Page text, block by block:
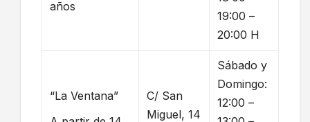
años
19:00 –
20:00 H
“La Ventana”
C/ San
Miguel, 14
Sábado y
Domingo:
12:00 –